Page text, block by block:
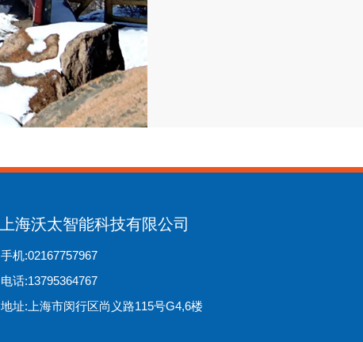
上海沃太智能科技有限公司
手机:02167757967
电话:13795364767
地址:上海市闵行区尚义路115号G4,6楼